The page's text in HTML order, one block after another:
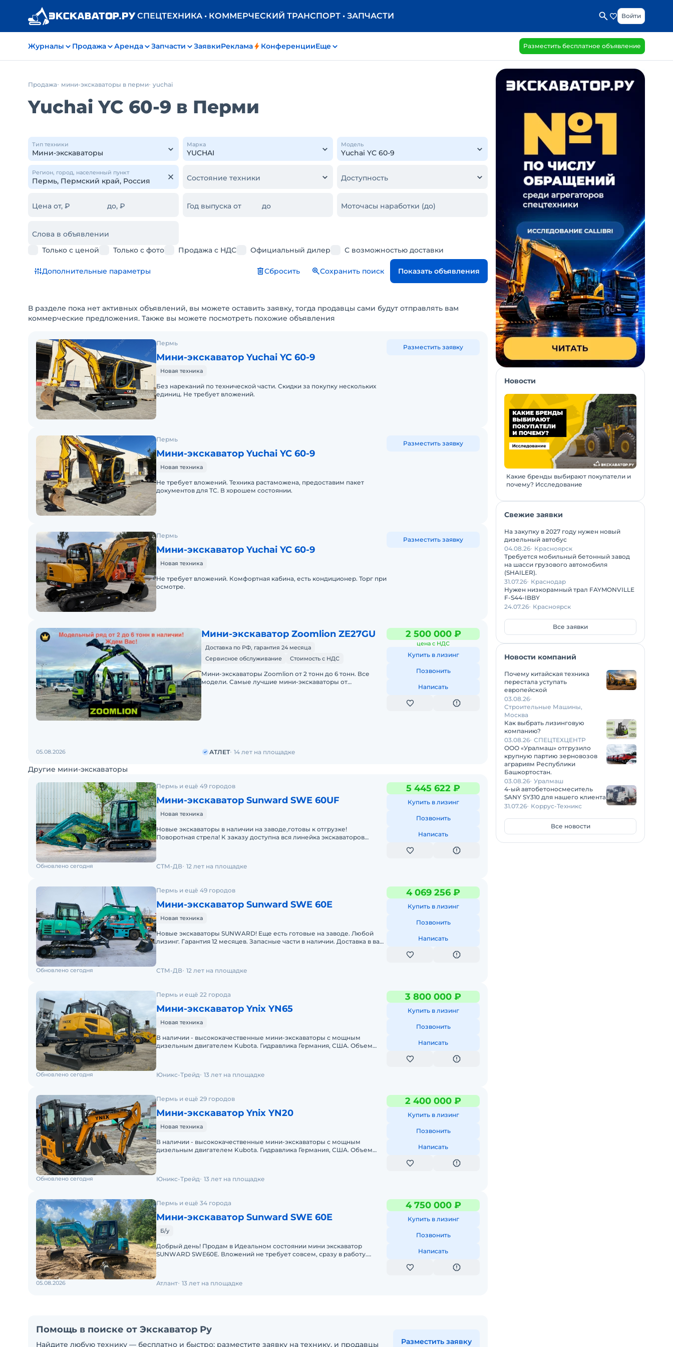
СПЕЦТЕХНИКА • КОММЕРЧЕСКИЙ ТРАНСПОРТ • ЗАПЧАСТИ Войти
Журналы Продажа Аренда Запчасти ЗаявкиРеклама КонференцииЕще Разместить бесплатное объявление
Продажа мини-экскаваторы в перми yuchai
Yuchai YC 60-9 в Перми
Тип техники Марка Модель
Регион, город, населенный пункт
Состояние техники Доступность
Цена от, ₽ до, ₽ Год выпуска от до Моточасы наработки (до)
Слова в объявлении
Только с ценой
Только с фото Продажа с НДС Официальный дилер С возможностью доставки
Дополнительные параметры Сбросить Сохранить поиск Показать объявления
В разделе пока нет активных объявлений, вы можете оставить заявку, тогда продавцы сами будут отправлять вам
коммерческие предложения. Также вы можете посмотреть похожие объявления
Пермь
Мини-экскаватор Yuchai YC 60-9
Новая техника
Без нареканий по технической части. Скидки за покупку нескольких
единиц. Не требует вложений.
Разместить заявку
Пермь
Мини-экскаватор Yuchai YC 60-9
Новая техника
Не требует вложений. Техника растаможена, предоставим пакет
документов для ТС. В хорошем состоянии.
Разместить заявку
Пермь
Мини-экскаватор Yuchai YC 60-9
Новая техника
Не требует вложений. Комфортная кабина, есть кондиционер. Торг при
осмотре.
Разместить заявку
Мини-экскаватор Zoomlion ZE27GU
Доставка по РФ, гарантия 24 месяца
Сервисное обслуживание
Стоимость с НДС
Мини-экскаваторы Zoomlion от 2 тонн до 6 тонн. Все
модели. Самые лучшие мини-экскаваторы от
2 500 000 ₽
цена с НДС
Купить в лизинг
Позвонить
Написать
05.08.2026 АТЛЕТ 14 лет на площадке
Другие мини-экскаваторы
Пермь и ещё 49 городов
Мини-экскаватор Sunward SWE 60UF
Новая техника
Новые экскаваторы в наличии на заводе,готовы к отгрузке!
Поворотная стрела! К заказу доступна вся линейка экскаваторов
5 445 622 ₽
Купить в лизинг
Позвонить
Написать
Обновлено сегодня СТМ-ДВ 12 лет на площадке
Пермь и ещё 49 городов
Мини-экскаватор Sunward SWE 60E
Новая техника
Новые экскаваторы SUNWARD! Еще есть готовые на заводе. Любой
лизинг. Гарантия 12 месяцев. Запасные части в наличии. Доставка в ваш
4 069 256 ₽
Купить в лизинг
Позвонить
Написать
Обновлено сегодня СТМ-ДВ 12 лет на площадке
Пермь и ещё 22 города
Мини-экскаватор Ynix YN65
Новая техника
В наличии - высококачественные мини-экскаваторы с мощным
дизельным двигателем Kubota. Гидравлика Германия, США. Объем
3 800 000 ₽
Купить в лизинг
Позвонить
Написать
Обновлено сегодня Юникс-Трейд 13 лет на площадке
Пермь и ещё 29 городов
Мини-экскаватор Ynix YN20
Новая техника
В наличии - высококачественные мини-экскаваторы с мощным
дизельным двигателем Kubota. Гидравлика Германия, США. Объем
2 400 000 ₽
Купить в лизинг
Позвонить
Написать
Обновлено сегодня Юникс-Трейд 13 лет на площадке
Пермь и ещё 34 города
Мини-экскаватор Sunward SWE 60E
Б/у
Добрый день! Продам в Идеальном состоянии мини экскаватор
SUNWARD SWE60E. Вложений не требует совсем, сразу в работу.
4 750 000 ₽
Купить в лизинг
Позвонить
Написать
05.08.2026 Атлант 13 лет на площадке
Помощь в поиске от Экскаватор Ру
Найдите любую технику — бесплатно и быстро: разместите заявку на технику, и продавцы Разместить заявку
Новости
Какие бренды выбирают покупатели и
почему? Исследование
Свежие заявки
На закупку в 2027 году нужен новый
дизельный автобус
04.08.26 Красноярск
Требуется мобильный бетонный завод
на шасси грузового автомобиля
(SHAILER).
31.07.26 Краснодар
Нужен низкорамный трал FAYMONVILLE
F-S44-IBBY
24.07.26 Красноярск
Все заявки
Новости компаний
Почему китайская техника
перестала уступать
европейской
03.08.26
Строительные Машины,
Москва
Как выбрать лизинговую
компанию?
03.08.26 СПЕЦТЕХЦЕНТР
ООО «Уралмаш» отгрузило
крупную партию зерновозов
аграриям Республики
Башкортостан.
03.08.26 Уралмаш
4-ый автобетоносмеситель
SANY SY310 для нашего клиента
31.07.26 Коррус-Техникс
Все новости